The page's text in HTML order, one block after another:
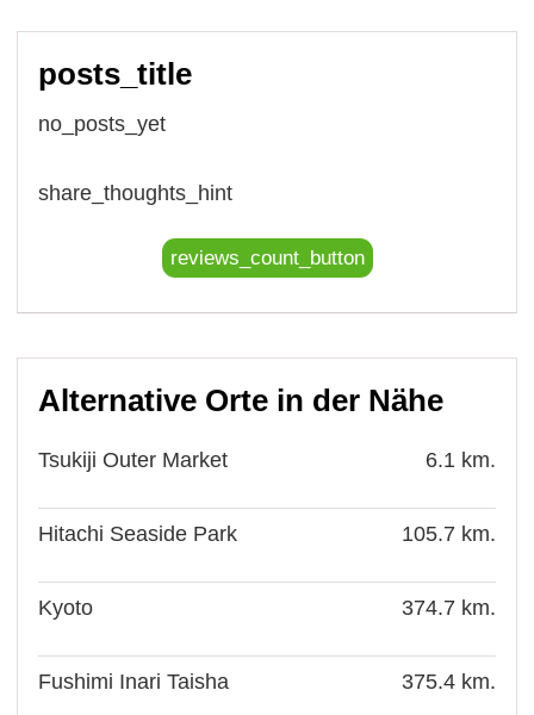
posts_title
no_posts_yet
share_thoughts_hint
reviews_count_button
Alternative Orte in der Nähe
Tsukiji Outer Market 6.1 km.
Hitachi Seaside Park 105.7 km.
Kyoto 374.7 km.
Fushimi Inari Taisha 375.4 km.